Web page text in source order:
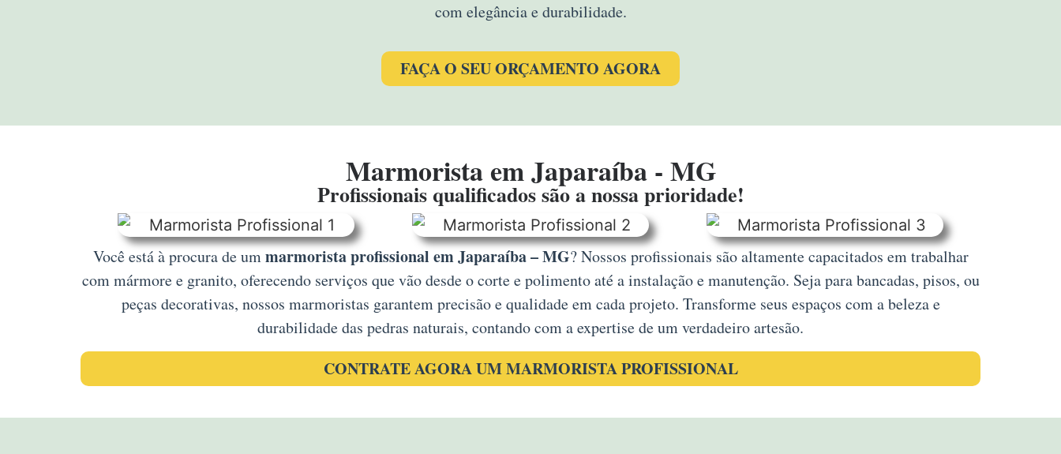
com elegância e durabilidade.
FAÇA O SEU ORÇAMENTO AGORA
Marmorista em Japaraíba - MG
Profissionais qualificados são a nossa prioridade!
Você está à procura de ummarmorista profissional em Japaraíba – MG? Nossos profissionais são altamente capacitados em trabalhar
com mármore e granito, oferecendo serviços que vão desde o corte e polimento até a instalação e manutenção. Seja para bancadas, pisos, ou
peças decorativas, nossos marmoristas garantem precisão e qualidade em cada projeto. Transforme seus espaços com a beleza e
durabilidade das pedras naturais, contando com a expertise de um verdadeiro artesão.
CONTRATE AGORA UM MARMORISTA PROFISSIONAL